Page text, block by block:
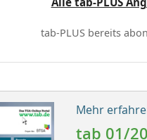
tab-PLUS bereits
Mehr
tab 01/